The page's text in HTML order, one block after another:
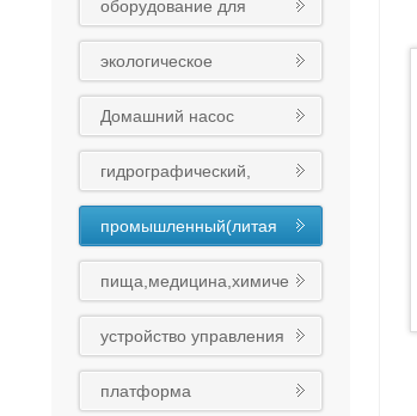
оборудование для
обработки сточных вод
экологическое
оборудование
Домашний насос
гидрографический,
муниципальный
(чугунный шариковый)
клапан
промышленный(литая
сталь)клапан
пища,медицина,химиче
ская промышленность
клапан
устройство управления
платформа